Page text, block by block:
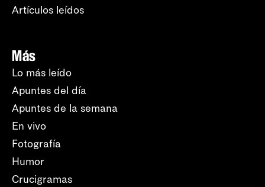
Artículos leídos
Más
Lo más leído
Apuntes del día
Apuntes de la semana
En vivo
Fotografía
Humor
Crucigramas